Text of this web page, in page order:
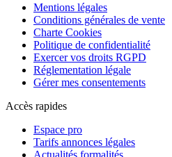
Mentions légales
Conditions générales de vente
Charte Cookies
Politique de confidentialité
Exercer vos droits RGPD
Réglementation légale
Gérer mes consentements
Accès rapides
Espace pro
Tarifs annonces légales
Actualités formalités